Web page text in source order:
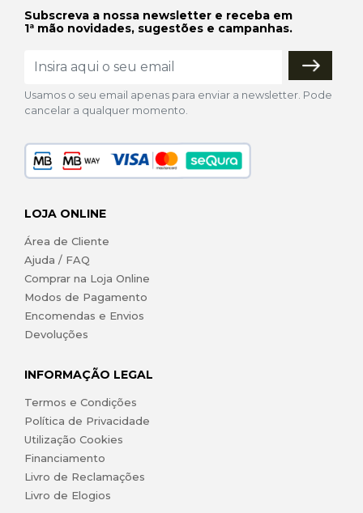
Subscreva a nossa newsletter e receba em
1ª mão novidades, sugestões e campanhas.
Usamos o seu email apenas para enviar a newsletter. Pode
cancelar a qualquer momento.
LOJA ONLINE
Área de Cliente
Ajuda / FAQ
Comprar na Loja Online
Modos de Pagamento
Encomendas e Envios
Devoluções
INFORMAÇÃO LEGAL
Termos e Condições
Política de Privacidade
Utilização Cookies
Financiamento
Livro de Reclamações
Livro de Elogios